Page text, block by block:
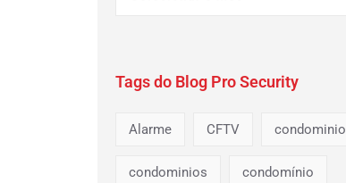
Tags do Blog Pro Security
Alarme CFTV condominio
condominios condomínio